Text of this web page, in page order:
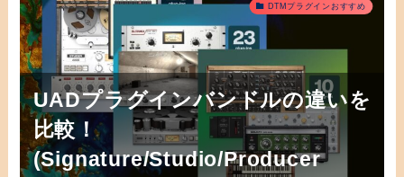
DTMプラグインおすすめ
UADプラグインバンドルの違いを
比較！
(Signature/Studio/Producer